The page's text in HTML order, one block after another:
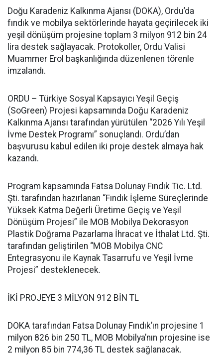
Doğu Karadeniz Kalkınma Ajansı (DOKA), Ordu’da
fındık ve mobilya sektörlerinde hayata geçirilecek iki
yeşil dönüşüm projesine toplam 3 milyon 912 bin 24
lira destek sağlayacak. Protokoller, Ordu Valisi
Muammer Erol başkanlığında düzenlenen törenle
imzalandı.
ORDU – Türkiye Sosyal Kapsayıcı Yeşil Geçiş
(SoGreen) Projesi kapsamında Doğu Karadeniz
Kalkınma Ajansı tarafından yürütülen “2026 Yılı Yeşil
İvme Destek Programı” sonuçlandı. Ordu’dan
başvurusu kabul edilen iki proje destek almaya hak
kazandı.
Program kapsamında Fatsa Dolunay Fındık Tic. Ltd.
Şti. tarafından hazırlanan “Fındık İşleme Süreçlerinde
Yüksek Katma Değerli Üretime Geçiş ve Yeşil
Dönüşüm Projesi” ile MOB Mobilya Dekorasyon
Plastik Doğrama Pazarlama İhracat ve İthalat Ltd. Şti.
tarafından geliştirilen “MOB Mobilya CNC
Entegrasyonu ile Kaynak Tasarrufu ve Yeşil İvme
Projesi” desteklenecek.
İKİ PROJEYE 3 MİLYON 912 BİN TL
DOKA tarafından Fatsa Dolunay Fındık’ın projesine 1
milyon 826 bin 250 TL, MOB Mobilya’nın projesine ise
2 milyon 85 bin 774,36 TL destek sağlanacak.